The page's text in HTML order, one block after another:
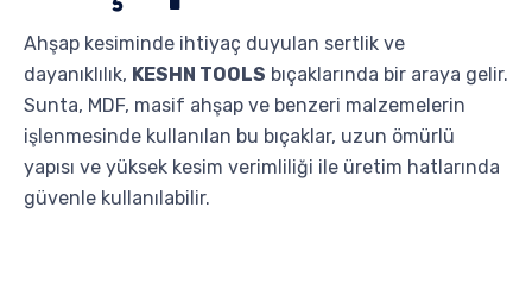
Ahşap kesiminde ihtiyaç duyulan sertlik ve
dayanıklılık, KESHN TOOLS bıçaklarında bir araya gelir.
Sunta, MDF, masif ahşap ve benzeri malzemelerin
işlenmesinde kullanılan bu bıçaklar, uzun ömürlü
yapısı ve yüksek kesim verimliliği ile üretim hatlarında
güvenle kullanılabilir.